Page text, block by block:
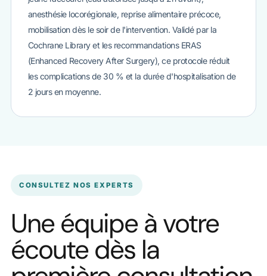
anesthésie locorégionale, reprise alimentaire précoce,
mobilisation dès le soir de l'intervention. Validé par la
Cochrane Library et les recommandations ERAS
(Enhanced Recovery After Surgery), ce protocole réduit
les complications de 30 % et la durée d'hospitalisation de
2 jours en moyenne.
CONSULTEZ NOS EXPERTS
Une équipe à votre
écoute dès la